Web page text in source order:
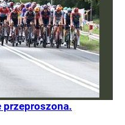
przeproszona.